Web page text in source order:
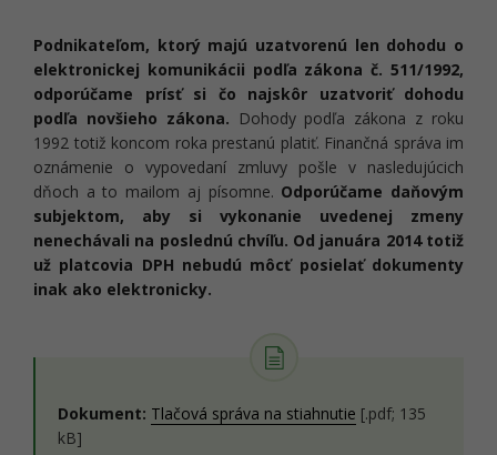
Podnikateľom, ktorý majú uzatvorenú len dohodu o
elektronickej komunikácii podľa zákona č. 511/1992,
odporúčame prísť si čo najskôr uzatvoriť dohodu
podľa novšieho zákona. Dohody podľa zákona z roku
1992 totiž koncom roka prestanú platiť. Finančná správa im
oznámenie o vypovedaní zmluvy pošle v nasledujúcich
dňoch a to mailom aj písomne. Odporúčame daňovým
subjektom, aby si vykonanie uvedenej zmeny
nenechávali na poslednú chvíľu. Od januára 2014 totiž
už platcovia DPH nebudú môcť posielať dokumenty
inak ako elektronicky.
Dokument: Tlačová správa na stiahnutie [.pdf; 135
kB]